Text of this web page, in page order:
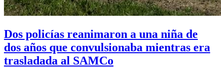
Dos policías reanimaron a una niña de
dos años que convulsionaba mientras era
trasladada al SAMCo